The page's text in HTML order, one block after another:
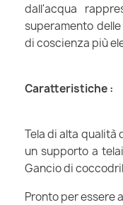
dall'acqua
superamento
di coscienza più
Caratteristiche :
Tela di alta qualità
un supporto a
Gancio di
Pronto per essere